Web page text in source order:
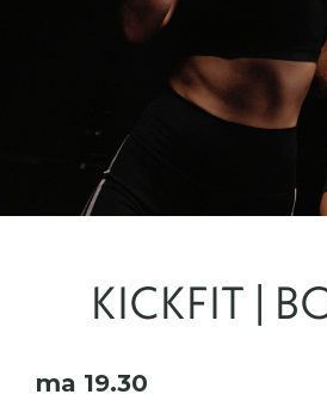
KICKFIT |
ma 19.30